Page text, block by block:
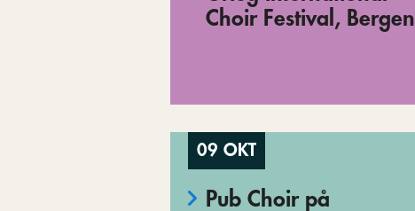
Choir Festival, Bergen
09 OKT
Pub Choir på